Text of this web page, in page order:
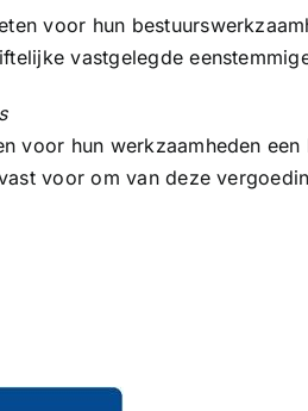
voor hun
vastgelegde
voor hun werkzaamheden
voor om van deze